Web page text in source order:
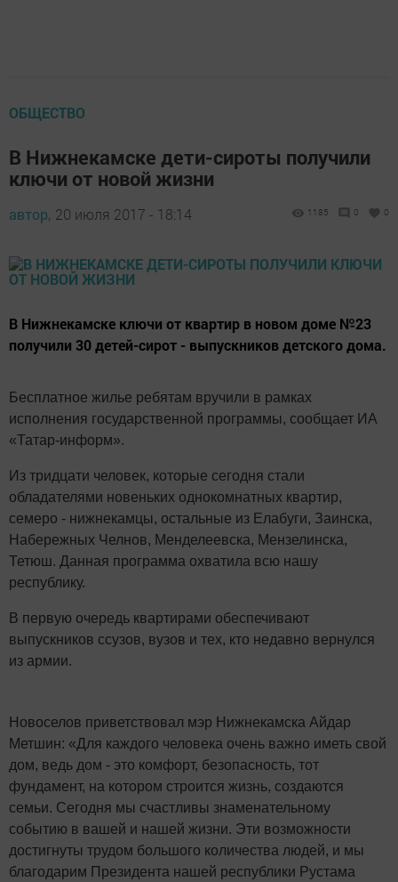
ОБЩЕСТВО
В Нижнекамске дети-сироты получили
ключи от новой жизни
автор, 20 июля 2017 - 18:14 1185 0 0
В Нижнекамске ключи от квартир в новом доме №23
получили 30 детей-сирот - выпускников детского дома.
Бесплатное жилье ребятам вручили в рамках
исполнения государственной программы, сообщает ИА
«Татар-информ».
Из тридцати человек, которые сегодня стали
обладателями новеньких однокомнатных квартир,
семеро - нижнекамцы, остальные из Елабуги, Заинска,
Набережных Челнов, Менделеевска, Мензелинска,
Тетюш. Данная программа охватила всю нашу
республику.
В первую очередь квартирами обеспечивают
выпускников ссузов, вузов и тех, кто недавно вернулся
из армии.
Новоселов приветствовал мэр Нижнекамска Айдар
Метшин: «Для каждого человека очень важно иметь свой
дом, ведь дом - это комфорт, безопасность, тот
фундамент, на котором строится жизнь, создаются
семьи. Сегодня мы счастливы знаменательному
событию в вашей и нашей жизни. Эти возможности
достигнуты трудом большого количества людей, и мы
благодарим Президента нашей республики Рустама